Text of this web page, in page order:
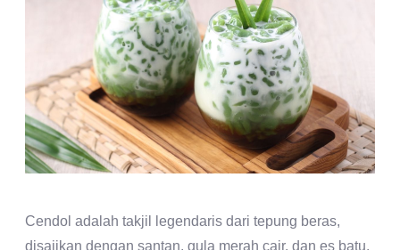
Cendol adalah takjil legendaris dari tepung beras,
disajikan dengan santan, gula merah cair, dan es batu.